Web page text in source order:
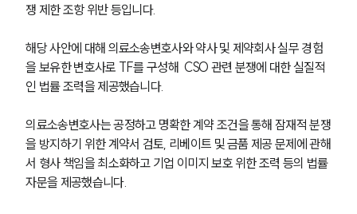
쟁 제한 조항 위반 등입니다.
해당 사안에 대해 의료소송변호사와 약사 및 제약회사 실무 경험
을 보유한 변호사로 TF를 구성해  CSO 관련 분쟁에 대한 실질적
인 법률 조력을 제공했습니다.
의료소송변호사는 공정하고 명확한 계약 조건을 통해 잠재적 분쟁
을 방지하기 위한 계약서 검토, 리베이트 및 금품 제공 문제에 관해
서 형사 책임을 최소화하고 기업 이미지 보호 위한 조력 등의 법률
자문을 제공했습니다.